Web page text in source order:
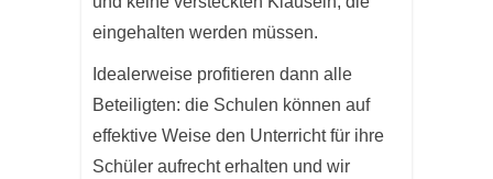
eingehalten werden müssen.
Idealerweise profitieren dann alle
Beteiligten: die Schulen können auf
effektive Weise den Unterricht für ihre
Schüler aufrecht erhalten und wir